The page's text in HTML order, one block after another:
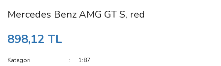
Mercedes Benz AMG GT S, red
898,12 TL
Kategori
1:87